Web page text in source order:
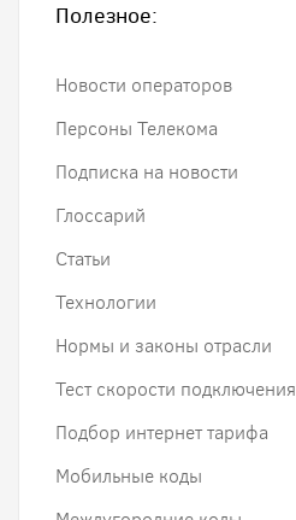
Полезное:
Новости операторов
Персоны Телекома
Подписка на новости
Глоссарий
Статьи
Технологии
Нормы и законы отрасли
Тест скорости подключения
Подбор интернет тарифа
Мобильные коды